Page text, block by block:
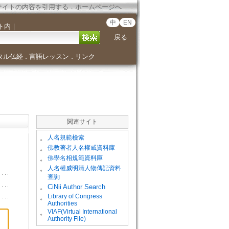
イトの内容を引用する．ホームページへ
内 ｜ 中 EN
戻る
ル仏経． 言語レッスン ． リンク
関連サイト
。 人名規範檢索
。 佛教著者人名權威資料庫
。 佛學名相規範資料庫
。
人名權威明清人物傳記資料
查詢
。
CiNii Author Search
。
Library of Congress
Authorities
。
VIAF(Virtual International
Authority File)